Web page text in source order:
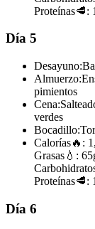
Proteínas🥩:
Día 5
Desayuno:
Almuerzo:
pimientos
Cena:
verdes
Bocadillo:
Calorías🔥:
Grasas 💧:
Proteínas🥩:
Día 6